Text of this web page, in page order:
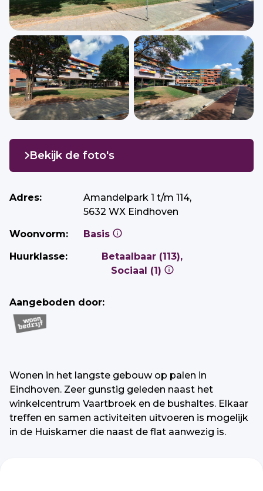
Adres:
Amandelpark 1 t/m 114,
5632 WX Eindhoven
Woonvorm:
Basis
Huurklasse:
Betaalbaar (113),
Sociaal (1)
Aangeboden door:
Bekijk de foto's
Wonen in het langste gebouw op palen in
Eindhoven. Zeer gunstig geleden naast het
winkelcentrum Vaartbroek en de bushaltes. Elkaar
treffen en samen activiteiten uitvoeren is mogelijk
in de Huiskamer die naast de flat aanwezig is.